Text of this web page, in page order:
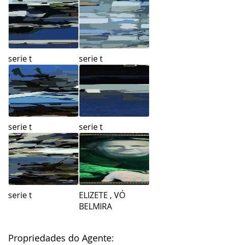
serie t serie t
serie t serie t
serie t
ELIZETE , VÓ
BELMIRA
Propriedades do Agente: